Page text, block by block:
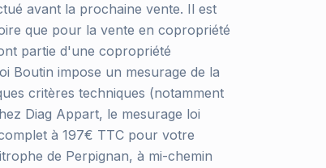
avant la prochaine vente. Il est
que pour la vente en copropriété
partie d'une copropriété
Boutin impose un mesurage de la
critères techniques (notamment
Diag Appart, le mesurage loi
à 197€ TTC pour votre
de Perpignan, à mi-chemin